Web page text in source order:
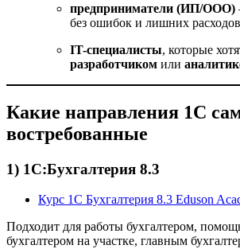
предприниматели (ИП/ООО)
без ошибок и лишних расходов
IT-специалисты, которые
разработчиком или
Какие направления 1С
востребованные
1) 1С:Бухгалтерия 8.3
Курс 1С Бухгалтерия 8.3 Eduson
Подходит для работы бухгалтером,
бухгалтером на участке, главным